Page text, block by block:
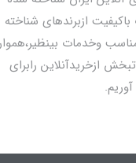
ازبرندهای شناخته
وخدمات
ازخریدآنلاین رابرای